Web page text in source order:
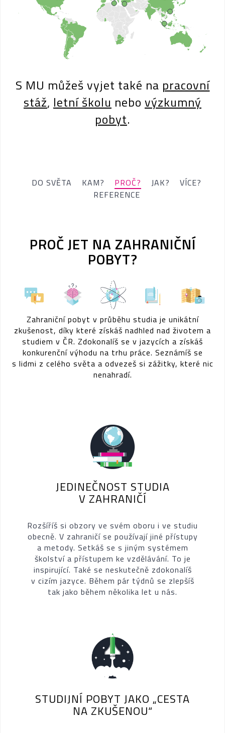
S MU můžeš vyjet také na pracovní
stáž, letní školu nebo výzkumný
pobyt.
DO SVĚTA KAM? PROČ? JAK?
VÍCE?
REFERENCE
PROČ JET NA ZAHRANIČNÍ
POBYT?
Zahraniční pobyt v průběhu studia je unikátní
zkušenost, díky které získáš nadhled nad životem a
studiem v ČR. Zdokonalíš se v jazycích a získáš
konkurenční výhodu na trhu práce. Seznámíš se
s lidmi z celého světa a odvezeš si zážitky, které nic
nenahradí.
JEDINEČNOST STUDIA
V ZAHRANIČÍ
Rozšíříš si obzory ve svém oboru i ve studiu
obecně. V zahraničí se používají jiné přístupy
a metody. Setkáš se s jiným systémem
školství a přístupem ke vzdělávání. To je
inspirující. Také se neskutečně zdokonalíš
v cizím jazyce. Během pár týdnů se zlepšíš
tak jako během několika let u nás.
STUDIJNÍ POBYT JAKO „CESTA
NA ZKUŠENOU“